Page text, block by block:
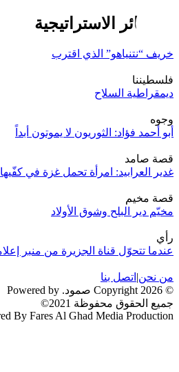
الخسائر الاستراتيجية
خريف “نتنياهو” الذي اقترب
فلسطيننا
ديمقراطية السلاح
وجوه
أبو أحمد فؤاد: الثوريون لا يموتون أبداً
قصة صامد
غدير العرابيد: امرأة تحمل غزة في كفّيها
قصة مخيم
مخيّم دير البلح وشوق الأولاد
رأي
عندما تتحوّل قناة الجزيرة من منبر
من نحن| اتصل بنا
© 2026 Copyright صمود. Powered by
جميع الحقوق محفوظة 2021©
By Fares Al Ghad Media Production